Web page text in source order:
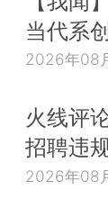
当代系
2026年08
火线评
招聘违
2026年08